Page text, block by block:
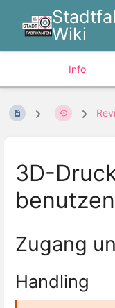
Wiki
Info
3D-
benutzen
Zugang
Handling